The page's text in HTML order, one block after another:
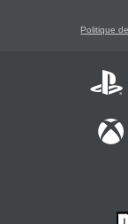
Politique